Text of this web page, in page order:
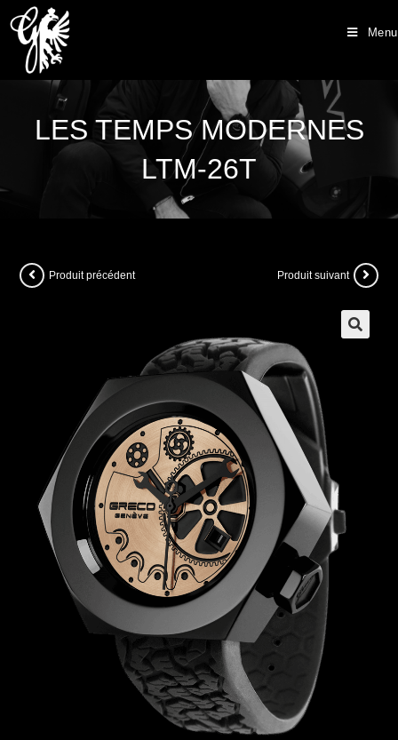
Menu
LES TEMPS MODERNES
LTM-26T
Produit précédent Produit suivant